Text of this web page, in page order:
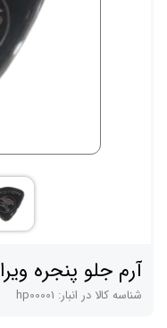
آرم جلو پنجره ویرا
شناسه کالا در انبار: hp00001